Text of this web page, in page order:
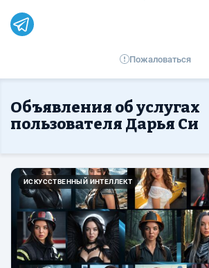
Пожаловаться
Объявления об услугах
пользователя Дарья Си
ИСКУССТВЕННЫЙ ИНТЕЛЛЕКТ
Назад